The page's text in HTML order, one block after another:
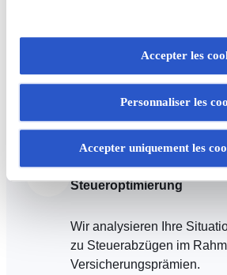
Vous avez la possibilité de retirer
moment en cliquant sur le lien
Certains de ces cookies sont
fonctionnement du site. Notez que si
cookies utilisés ici, il se peut que
parties de ce site Web ne soient plus
Améliorer votre expérience
vos fonctionnalités et en se
Mesurer l'audience en suivant le
Accepter les
Personnaliser les
Accepter uniquement les
Unsere Dienstleistungen
Steueroptimierung
Wir analysieren Ihre
zu Steuerabzügen im
Versicherungsprämien.